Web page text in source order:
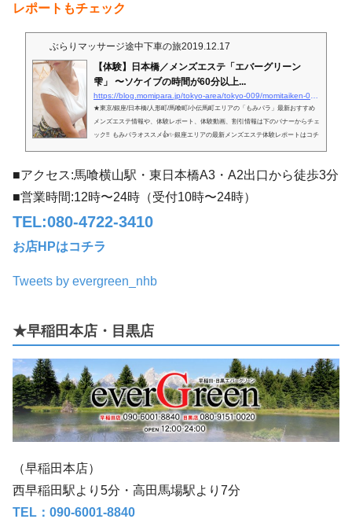
レポートもチェック
ぶらりマッサージ途中下車の旅2019.12.17
【体験】日本橋／メンズエステ「エバーグリーン
雫」 〜ソケイブの時間が60分以上...
★東京/銀座/日本橋/人形町/馬喰町/小伝馬町エリアの「もみパラ」最新おすすめ
メンズエステ情報や、体験レポート、体験動画、割引情報は下のバナーからチェ
ック!! もみパラオススメ👍✨銀座エリアの最新メンズエステ体験レポートはコチ
回は、地下鉄「東日本橋駅」に途中下車♪A3出口から、ぶらりHPアクセスにある
■アクセス:馬喰横山駅・東日本橋A3・A2出口から徒歩3分
■営業時間:12時〜24時（受付10時〜24時）
TEL:080-4722-3410
お店HPはコチラ
Tweets by evergreen_nhb
★早稲田本店・目黒店
（早稲田本店）
西早稲田駅より5分・高田馬場駅より7分
TEL：090-6001-8840